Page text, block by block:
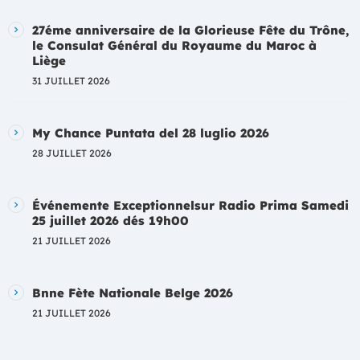
27éme anniversaire de la Glorieuse Fête du Trône,
le Consulat Général du Royaume du Maroc à
Liège
31 JUILLET 2026
My Chance Puntata del 28 luglio 2026
28 JUILLET 2026
Événemente Exceptionnelsur Radio Prima Samedi
25 juillet 2026 dés 19h00
21 JUILLET 2026
Bnne Fète Nationale Belge 2026
21 JUILLET 2026